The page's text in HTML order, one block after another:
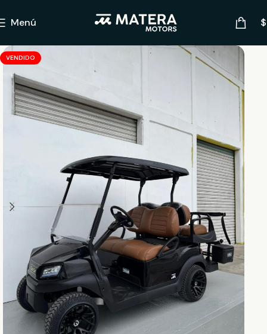
Menú $
VENDIDO